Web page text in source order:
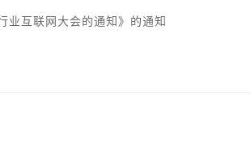
业互联网大会的通知》的通知